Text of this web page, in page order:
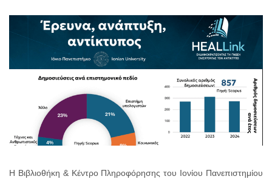
Η Βιβλιοθήκη & Κέντρο Πληροφόρησης του Ιονίου Πανεπιστημίου